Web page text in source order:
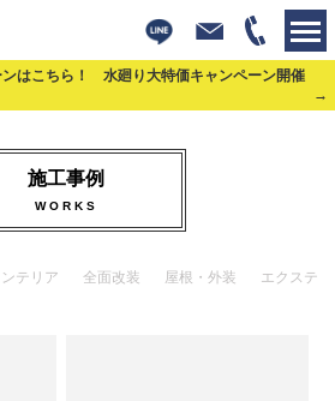
ンはこちら！ 水廻り大特価キャンペーン開催
例
施工事例
WORKS
テリア 全面改装 屋根・外装 エクステ